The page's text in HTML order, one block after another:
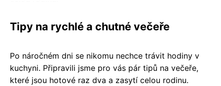
Tipy na rychlé a chutné večeře
Po náročném dni se nikomu nechce trávit hodiny v
kuchyni. Připravili jsme pro vás pár tipů na večeře,
které jsou hotové raz dva a zasytí celou rodinu.